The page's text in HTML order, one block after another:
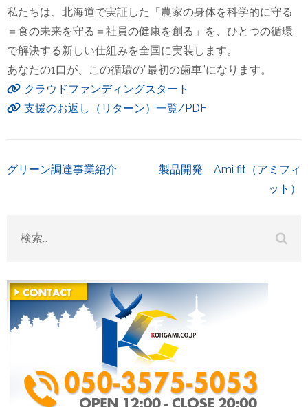
私たちは、北海道で実証した「農家の身体を科学的に守る
＝食の未来を守る＝社員の健康を創る」を、ひとつの循環
で解決する新しい仕組みを全国に実装します。
あなたの1口が、この循環の”最初の歯車”になります。
クラウドファンディングスタート
支援のお返し（リターン）一覧/PDF
投
ゲ
シ
ョ
ン
グリーン調達事業紹介
製品開発 Ami fit（アミフィ
ット）
検